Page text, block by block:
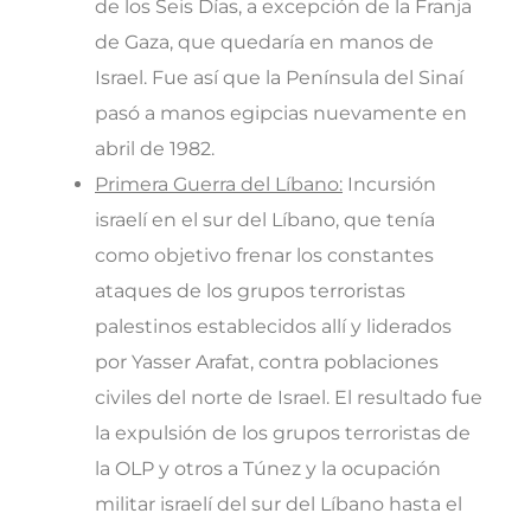
de los Seis Días, a excepción de la Franja
de Gaza, que quedaría en manos de
Israel. Fue así que la Península del Sinaí
pasó a manos egipcias nuevamente en
abril de 1982.
Primera Guerra del Líbano: Incursión
israelí en el sur del Líbano, que tenía
como objetivo frenar los constantes
ataques de los grupos terroristas
palestinos establecidos allí y liderados
por Yasser Arafat, contra poblaciones
civiles del norte de Israel. El resultado fue
la expulsión de los grupos terroristas de
la OLP y otros a Túnez y la ocupación
militar israelí del sur del Líbano hasta el